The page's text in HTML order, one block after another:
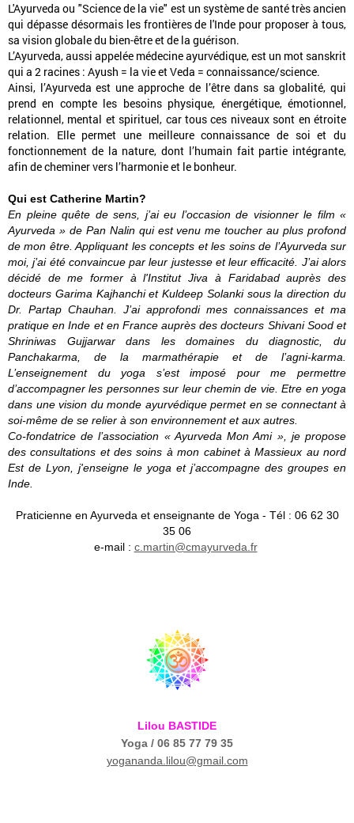
L'Ayurveda ou "Science de la vie" est un système de santé très ancien
qui dépasse désormais les frontières de l'Inde pour proposer à tous,
sa vision globale du bien-être et de la guérison.
L’Ayurveda, aussi appelée médecine ayurvédique, est un mot sanskrit
qui a 2 racines : Ayush = la vie et Veda = connaissance/science.
Ainsi, l’Ayurveda est une approche de l’être dans sa globalité, qui
prend en compte les besoins physique, énergétique, émotionnel,
relationnel, mental et spirituel, car tous ces niveaux sont en étroite
relation. Elle permet une meilleure connaissance de soi et du
fonctionnement de la nature, dont l’humain fait partie intégrante,
afin de cheminer vers l’harmonie et le bonheur.
Qui est Catherine Martin?
En pleine quête de sens, j’ai eu l’occasion de visionner le film «
Ayurveda » de Pan Nalin qui est venu me toucher au plus profond
de mon être. Appliquant les concepts et les soins de l’Ayurveda sur
moi, j’ai été convaincue par leur justesse et leur efficacité. J’ai alors
décidé de me former à l'Institut Jiva à Faridabad auprès des
docteurs Garima Kajhanchi et Kuldeep Solanki sous la direction du
Dr. Partap Chauhan. J’ai approfondi mes connaissances et ma
pratique en Inde et en France auprès des docteurs Shivani Sood et
Shriniwas Gujjarwar dans les domaines du diagnostic, du
Panchakarma, de la marmathérapie et de l’agni-karma.
L’enseignement du yoga s’est imposé pour me permettre
d’accompagner les personnes sur leur chemin de vie. Etre en yoga
dans une vision du monde ayurvédique permet en se connectant à
soi-même de se relier à son environnement et aux autres.
Co-fondatrice de l’association « Ayurveda Mon Ami », je propose
des consultations et des soins à mon cabinet à Massieux au nord
Est de Lyon, j'enseigne le yoga et j’accompagne des groupes en
Inde.
Praticienne en Ayurveda et enseignante de Yoga - Tél : 06 62 30
35 06
e-mail : c.martin@cmayurveda.fr
Lilou BASTIDE
Yoga / 06 85 77 79 35
yogananda.lilou@gmail.com